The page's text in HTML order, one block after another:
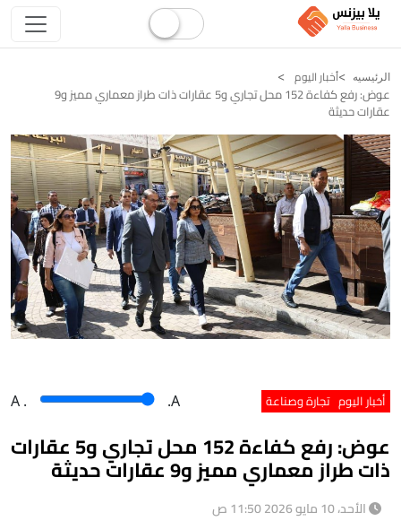
الرئيسيه أخبار اليوم
عوض: رفع كفاءة 152 محل تجاري و5 عقارات ذات طراز معماري مميز و9
عقارات حديثة
أخبار اليوم تجارة وصناعة A . .A
عوض: رفع كفاءة 152 محل تجاري و5 عقارات
ذات طراز معماري مميز و9 عقارات حديثة
الأحد، 10 مايو 2026 11:50 ص